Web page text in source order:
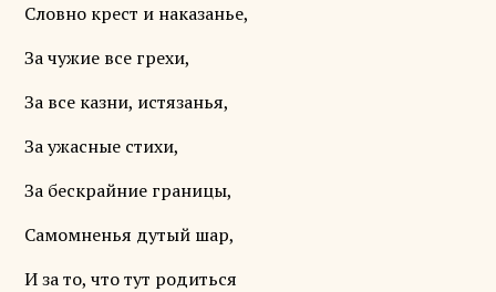
Словно крест и наказанье,
За чужие все грехи,
За все казни, истязанья,
За ужасные стихи,
За бескрайние границы,
Самомненья дутый шар,
И за то, что тут родиться